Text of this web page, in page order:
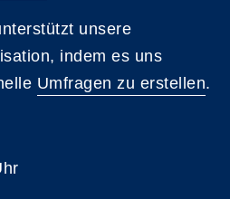
unsere
indem es uns
Umfragen zu erstellen.